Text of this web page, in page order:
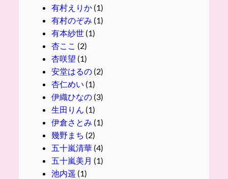
有村えりか(1)
有村のぞみ (1)
有本紗世(1)
杏ここ (2)
杏咲望 (1)
安堂はるの(2)
杏仁めい (1)
伊織ひなの(3)
生田りん (1)
伊倉さとみ (1)
幾野まち (2)
五十嵐清華(4)
五十嵐美月 (1)
池内遥 (1)